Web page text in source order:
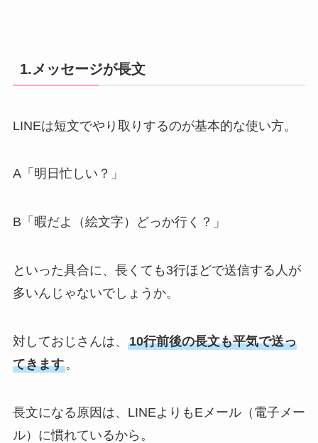
1.メッセージが長文
LINEは短文でやり取りするのが基本的な使い方。
A「明日忙しい？」
B「暇だよ（絵文字）どっか行く？」
といった具合に、長くても3行ほどで送信する人が
多いんじゃないでしょうか。
対しておじさんは、 10行前後の長文も平気で送っ
てきます。
長文になる原因は、LINEよりもEメール（電子メー
ル）に慣れているから。